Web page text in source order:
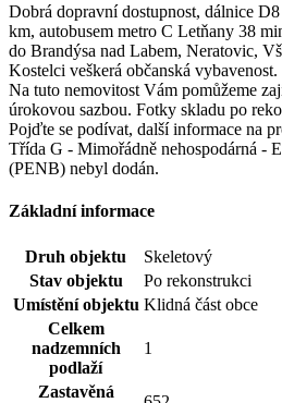
Dobrá dopravní dostupnost, dálnice
km, autobusem metro C Letňany 38
do Brandýsa nad Labem, Neratovic,
Kostelci veškerá občanská vybavenost.
Na tuto nemovitost Vám pomůžeme
úrokovou sazbou. Fotky skladu po
Pojďte se podívat, další informace na
Třída G - Mimořádně nehospodárná -
(PENB) nebyl dodán.
Základní informace
Druh objektu
Skeletový
Stav objektu
Po rekonstrukci
Umístění objektu Klidná část obce
Celkem
nadzemních
podlaží
1
Zastavěná